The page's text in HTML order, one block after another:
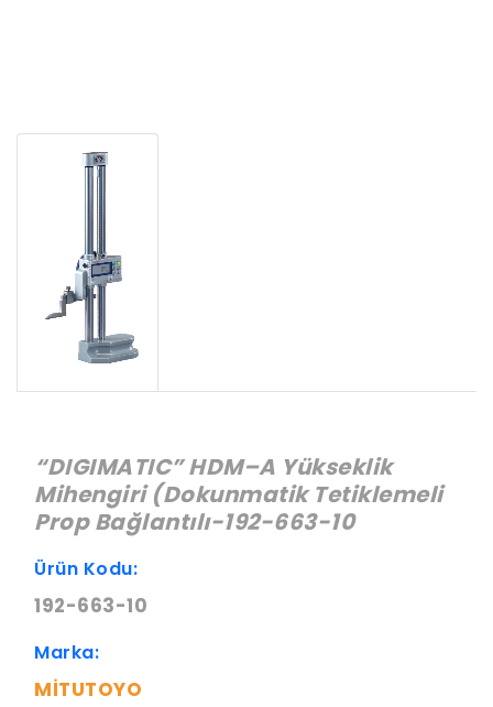
“DIGIMATIC” HDM–A Yükseklik
Mihengiri (Dokunmatik Tetiklemeli
Prop Bağlantılı-192-663-10
Ürün Kodu:
192-663-10
Marka:
MITUTOYO